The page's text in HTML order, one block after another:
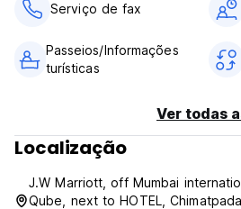
Serviço de fax
Passeios/Informações
turísticas
Ver todas
Localização
J.W Marriott, off Mumbai
Qube, next to HOTEL,